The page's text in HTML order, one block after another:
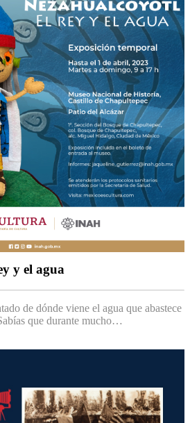
y el agua
de dónde viene el agua que abastece
que durante mucho…